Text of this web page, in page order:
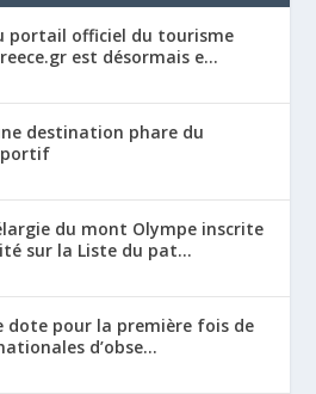
portail officiel du tourisme
est désormais e...
destination phare du
du mont Olympe inscrite
sur la Liste du pat...
dote pour la première fois de
d’obse...